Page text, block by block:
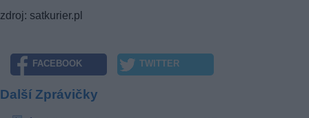
zdroj: satkurier.pl
FACEBOOK TWITTER
Další Zprávičky